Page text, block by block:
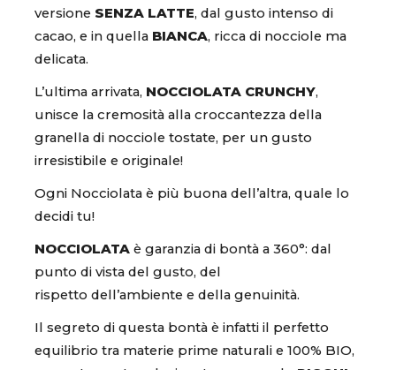
versione SENZA LATTE, dal gusto intenso di
cacao, e in quella BIANCA, ricca di nocciole ma
delicata.
L’ultima arrivata, NOCCIOLATA CRUNCHY,
unisce la cremosità alla croccantezza della
granella di nocciole tostate, per un gusto
irresistibile e originale!
Ogni Nocciolata è più buona dell’altra, quale lo
decidi tu!
NOCCIOLATA è garanzia di bontà a 360°: dal
punto di vista del gusto, del
rispetto dell’ambiente e della ​genuinità.
Il segreto di questa bontà è infatti il perfetto
equilibrio tra materie prime naturali e 100% BIO,